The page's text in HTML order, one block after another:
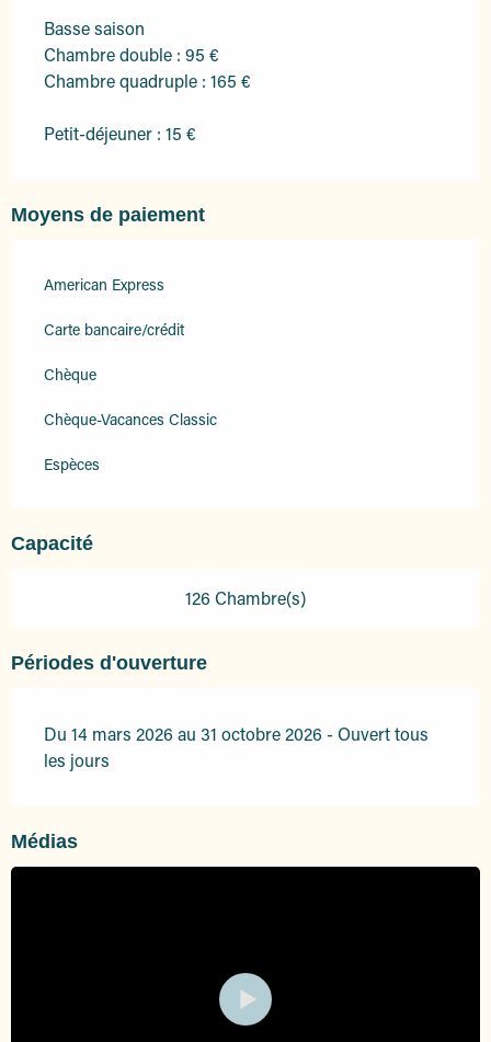
Basse saison
Chambre double : 95 €
Chambre quadruple : 165 €
Petit-déjeuner : 15 €
Moyens de paiement
American Express
Carte bancaire/crédit
Chèque
Chèque-Vacances Classic
Espèces
Capacité
126 Chambre(s)
Périodes d'ouverture
Du 14 mars 2026 au 31 octobre 2026 - Ouvert tous
les jours
Médias